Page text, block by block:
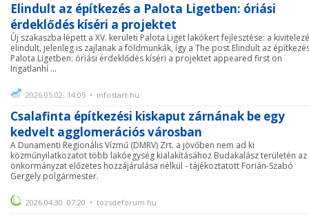
Elindult az építkezés a Palota Ligetben: óriási
érdeklődés kíséri a projektet
Új szakaszba lépett a XV. kerületi Palota Liget lakókert fejlesztése: a
elindult, jelenleg is zajlanak a földmunkák, így a The post Elindult az
Palota Ligetben: óriási érdeklődés kíséri a projektet appeared first on
Ingatlanhí ...
2026.05.02. 14:05 • infostart.hu
Csalafinta építkezési kiskaput zárnának be egy
kedvelt agglomerációs városban
A Dunamenti Regionális Vízmű (DMRV) Zrt. a jövőben nem ad ki
közműnyilatkozatot több lakóegység kialakításához Budakalász területén az
önkormányzat előzetes hozzájárulása nélkül - tájékoztatott Forián-Szabó
Gergely polgármester.
2026.04.30. 07:20 • tozsdeforum.hu